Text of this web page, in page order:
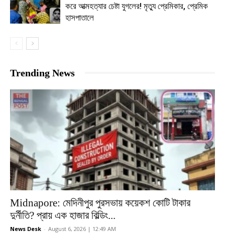
করে আত্মহত্যার চেষ্টা যুগলের! মৃত্যু প্রেমিকার, প্রেমিক
হাসপাতালে
Trending News
Midnapore: মেদিনীপুর পুরসভায় কয়েকশ কোটি টাকার
দুর্নীতি? প্রায় এক হাজার বিল্ডিং...
News Desk - August 6, 2026 | 12:49 AM